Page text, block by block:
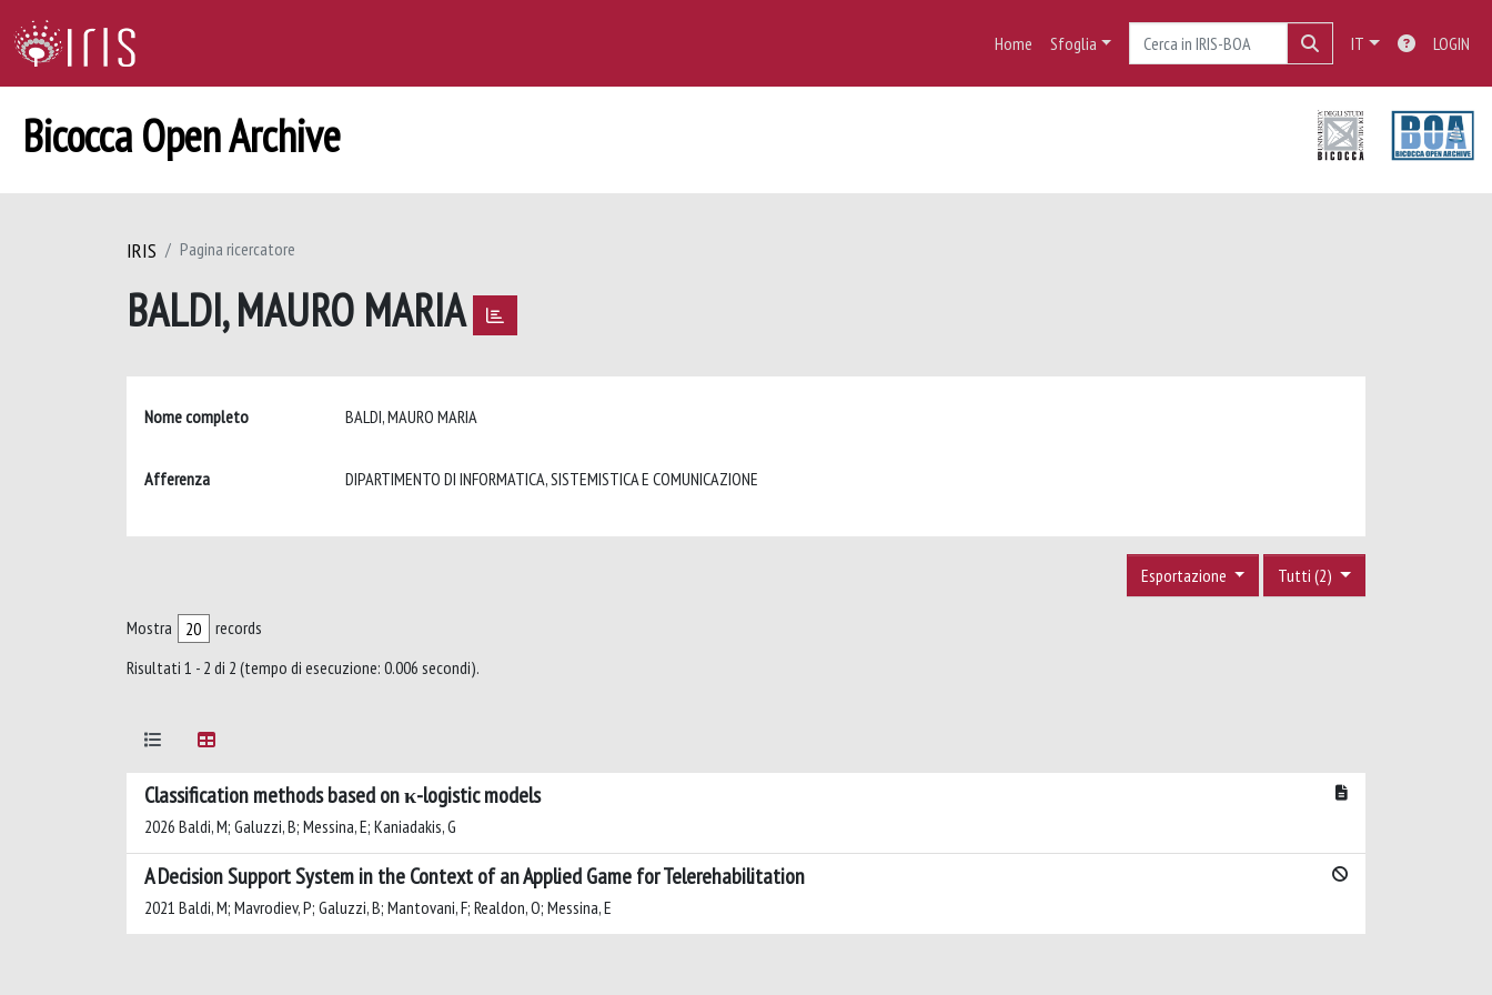
Home Sfoglia IT LOGIN
Bicocca Open Archive
IRIS Pagina ricercatore
BALDI, MAURO MARIA
Nome completo BALDI, MAURO MARIA
Afferenza DIPARTIMENTO DI INFORMATICA, SISTEMISTICA E COMUNICAZIONE
Tutti (2)
Esportazione
Mostra
records
Risultati 1 - 2 di 2 (tempo di esecuzione: 0.006 secondi).
Classification methods based on κ-logistic models
2026 Baldi, M; Galuzzi, B; Messina, E; Kaniadakis, G
A Decision Support System in the Context of an Applied Game for Telerehabilitation
2021 Baldi, M; Mavrodiev, P; Galuzzi, B; Mantovani, F; Realdon, O; Messina, E